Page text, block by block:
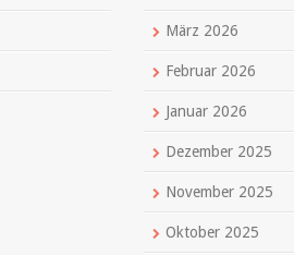
März 2026
Februar 2026
Januar 2026
Dezember 2025
November 2025
Oktober 2025